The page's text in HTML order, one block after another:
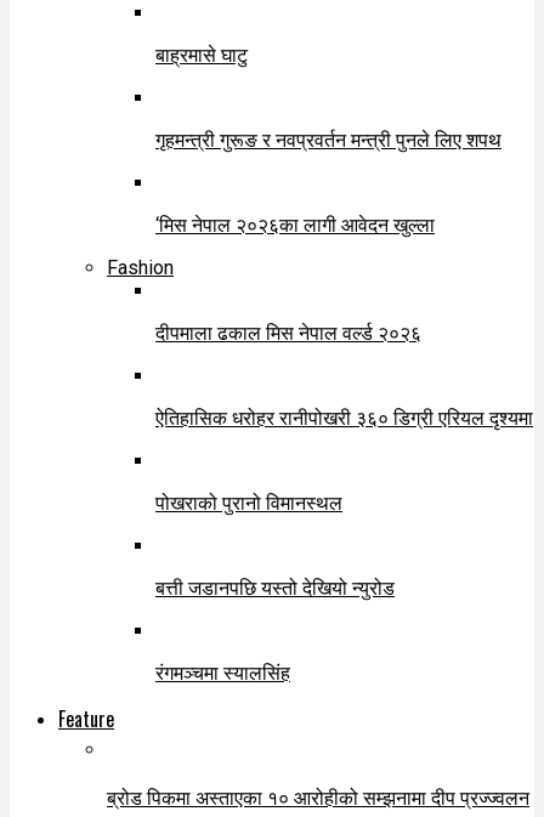
बाह्रमासे घाटु
गृहमन्त्री गुरूङ र नवप्रवर्तन मन्त्री पुनले लिए शपथ
‘मिस नेपाल २०२६का लागी आवेदन खुल्ला
Fashion
दीपमाला ढकाल मिस नेपाल वर्ल्ड २०२६
ऐतिहासिक धरोहर रानीपोखरी ३६० डिग्री एरियल दृश्यमा
पोखराको पुरानो विमानस्थल
बत्ती जडानपछि यस्तो देखियो न्युरोड
रंगमञ्चमा स्यालसिंह
Feature
ब्रोड पिकमा अस्ताएका १० आरोहीको सम्झनामा दीप प्रज्ज्वलन